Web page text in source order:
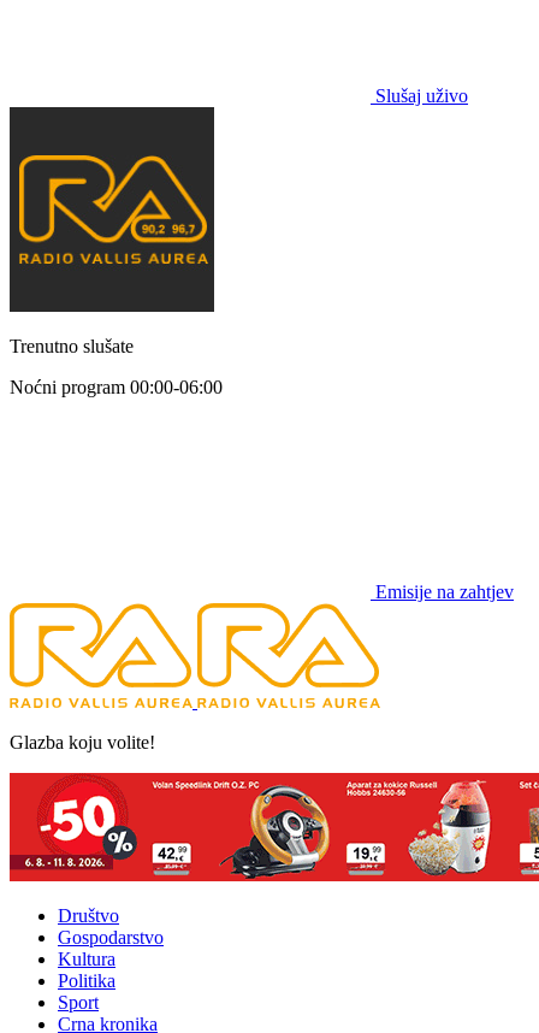
Slušaj uživo
Trenutno slušate
Noćni program 00:00-06:00
Emisije na zahtjev
Glazba koju volite!
Društvo
Gospodarstvo
Kultura
Politika
Sport
Crna kronika